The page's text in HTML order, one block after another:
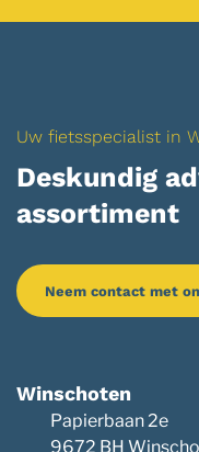
Uw fietsspecialist in
Deskundig
assortiment
Neem contact met
Winschoten
Papierbaan 2e
9672 BH